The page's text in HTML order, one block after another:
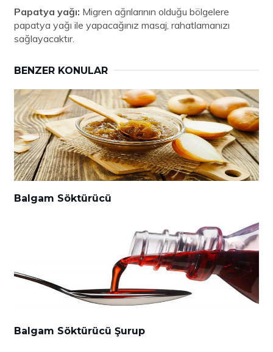
Papatya yağı: Migren ağrılarının olduğu bölgelere
papatya yağı ile yapacağınız masaj, rahatlamanızı
sağlayacaktır.
BENZER KONULAR
Balgam Söktürücü
Balgam Söktürücü Şurup